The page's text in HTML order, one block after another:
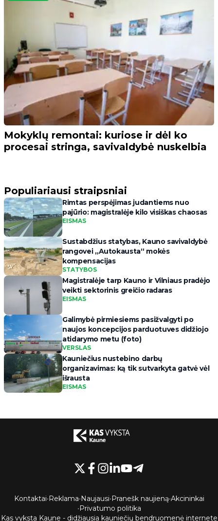
Mokyklų remontai: kuriose ir dėl ko
procesai stringa, savivaldybė nuskelbia
Populiariausi straipsniai
Rimtas perspėjimas judantiems nuo
pajūrio: magistralėje kilo visiškas chaosas
EISMAS
Sustabdžius statybas, Kauno savivaldybė
rangovei „Autokausta“ mokės
kompensacijas
STATYBOS
Magistralėje tarp Kauno ir Vilniaus pradėjo
veikti sektorinis greičio radaras
EISMAS
Galimybė pirmiesiems pasižvalgyti po
naujos koncepcijos parduotuves didžiojo
atidarymo metu (foto)
VERSLAS
Kauniečius nustebino darbų
organizavimas: ką tik sutvarkyta gatvė vėl
išrausta
EISMAS
Kontaktai•Reklama•Naujausi•Pranešk naujieną•Akcininkai
•Privatumo politika
Kas vyksta Kaune - didžiausia kauniečių bendruomenė internete